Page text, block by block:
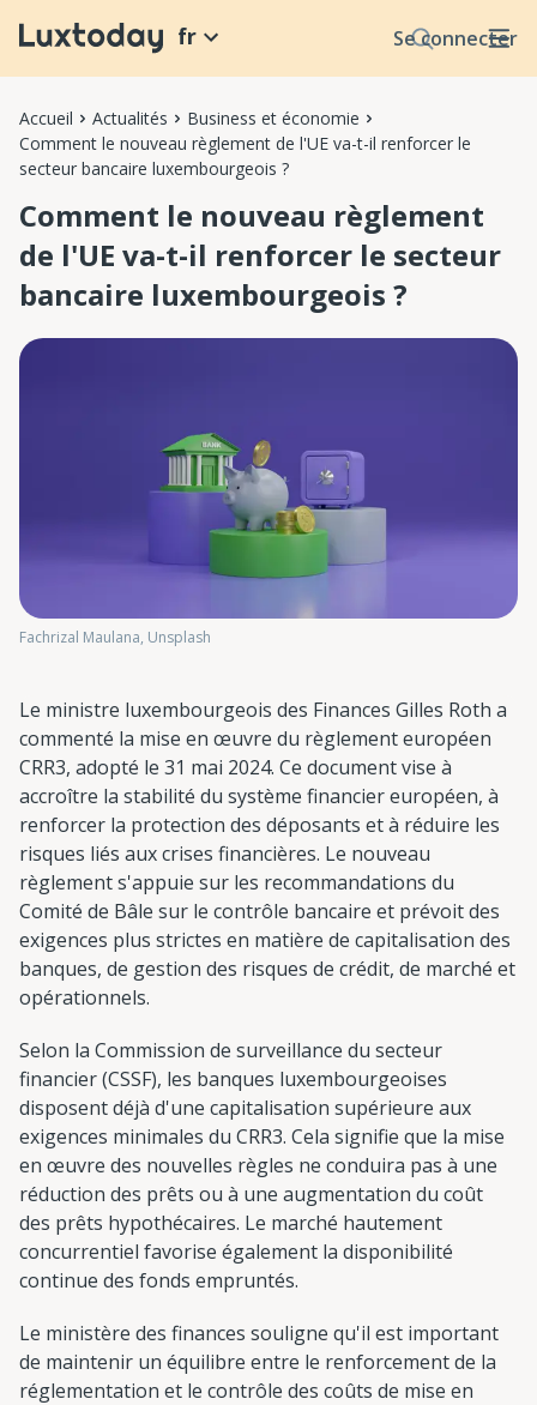
Se connecter
fr
Accueil Actualités
Business et économie
Comment le nouveau règlement de l'UE va-t-il renforcer le
secteur bancaire luxembourgeois ?
Comment le nouveau règlement
de l'UE va-t-il renforcer le secteur
bancaire luxembourgeois ?
Fachrizal Maulana, Unsplash
Le ministre luxembourgeois des Finances Gilles Roth a
commenté la mise en œuvre du règlement européen
CRR3, adopté le 31 mai 2024. Ce document vise à
accroître la stabilité du système financier européen, à
renforcer la protection des déposants et à réduire les
risques liés aux crises financières. Le nouveau
règlement s'appuie sur les recommandations du
Comité de Bâle sur le contrôle bancaire et prévoit des
exigences plus strictes en matière de capitalisation des
banques, de gestion des risques de crédit, de marché et
opérationnels.
Selon la Commission de surveillance du secteur
financier (CSSF), les banques luxembourgeoises
disposent déjà d'une capitalisation supérieure aux
exigences minimales du CRR3. Cela signifie que la mise
en œuvre des nouvelles règles ne conduira pas à une
réduction des prêts ou à une augmentation du coût
des prêts hypothécaires. Le marché hautement
concurrentiel favorise également la disponibilité
continue des fonds empruntés.
Le ministère des finances souligne qu'il est important
de maintenir un équilibre entre le renforcement de la
réglementation et le contrôle des coûts de mise en